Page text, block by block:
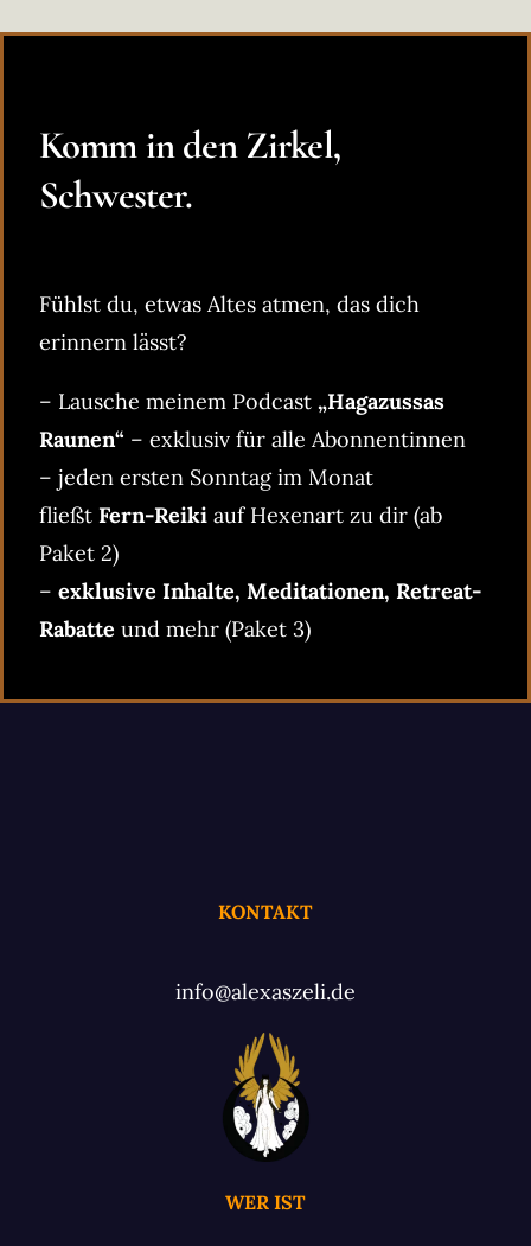
Komm in den Zirkel,
Schwester.
Fühlst du, etwas Altes atmen, das dich
erinnern lässt?
– Lausche meinem Podcast „Hagazussas
Raunen“ – exklusiv für alle Abonnentinnen
– jeden ersten Sonntag im Monat
fließt Fern-Reiki auf Hexenart zu dir (ab
Paket 2)
– exklusive Inhalte, Meditationen, Retreat-
Rabatte und mehr (Paket 3)
KONTAKT
info@alexaszeli.de
WER IST